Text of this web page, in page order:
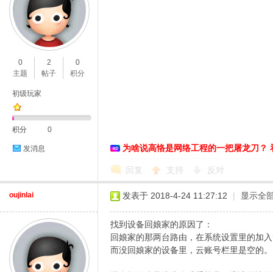
0
主题
2
帖子
0
积分
初级玩家
积分 0
发消息 为啥说高恪是网络工程的一把屠龙刀？
回复 支持 反对
oujinlai 发表于 2018-4-24 11:27:12 | 显示全
找到设备回娘家的原因了：
回娘家的那两台路由，在系统设置里的加
而没回娘家的设备里，云账号栏里是空的。